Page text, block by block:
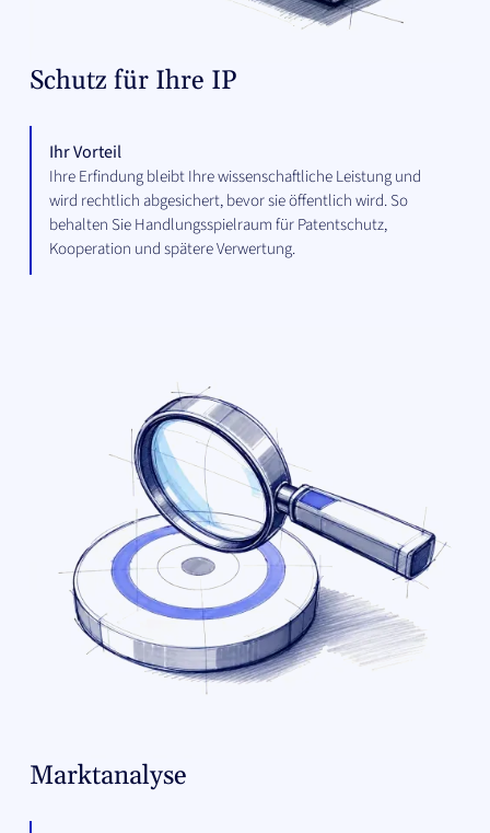
Schutz für Ihre IP
Ihr Vorteil
Ihre Erfindung bleibt Ihre wissenschaftliche Leistung und
wird rechtlich abgesichert, bevor sie öffentlich wird. So
behalten Sie Handlungsspielraum für Patentschutz,
Kooperation und spätere Verwertung.
Marktanalyse